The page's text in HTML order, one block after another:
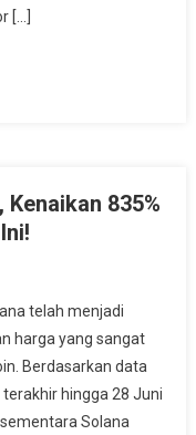
[…]
835%
telah menjadi
harga yang sangat
Berdasarkan data
hingga 28 Juni
Solana